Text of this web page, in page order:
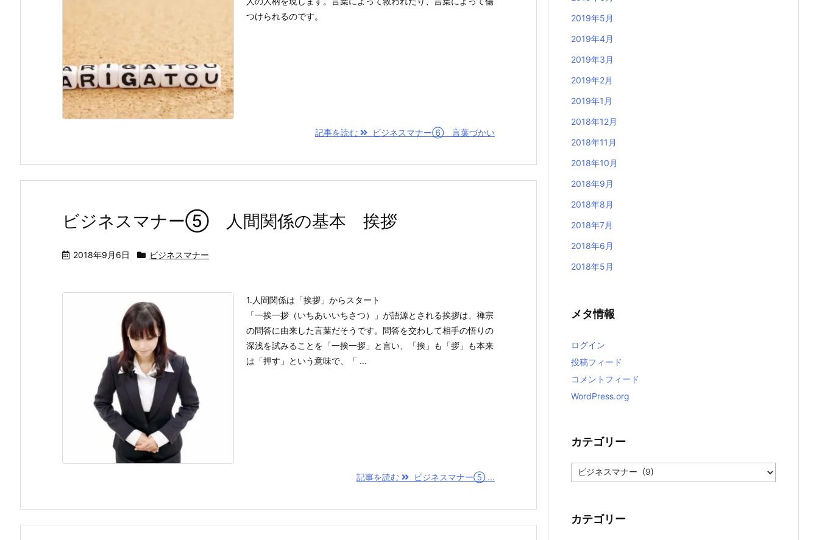
つけられるのです。
記事を読む ビジネスマナー⑥ 言葉づかい
ビジネスマナー⑤ 人間関係の基本 挨拶
2018年9月6日 ビジネスマナー
1.人間関係は「挨拶」からスタート
「一挨一拶（いちあいいちさつ）」が語源とされる挨拶は、禅宗
の問答に由来した言葉だそうです。問答を交わして相手の悟りの
深浅を試みることを「一挨一拶」と言い、「挨」も「拶」も本来
は「押す」という意味で、「 ...
記事を読む ビジネスマナー⑤ ...
2019年5月
2019年4月
2019年3月
2019年2月
2019年1月
2018年12月
2018年11月
2018年10月
2018年9月
2018年8月
2018年7月
2018年6月
2018年5月
メタ情報
ログイン
投稿フィード
コメントフィード
WordPress.org
カテゴリー
ー
カテゴリー